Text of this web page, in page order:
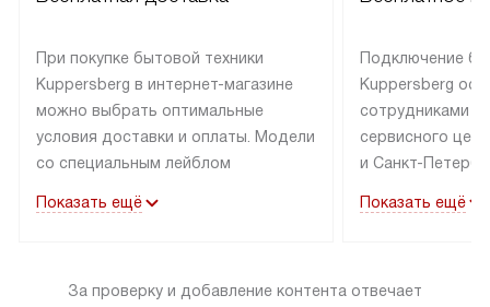
При покупке бытовой техники
Kuppersberg в интернет-магазине
можно выбрать оптимальные
условия доставки и оплаты. Модели
со специальным лейблом
в пределах МКАД до подъезда,
«в наличии» может быть отправлен
Показать ещё
Подключение
Kuppersberg
сотрудниками
сервисного
и Санкт-
подключается к
за пределы
Показать ещё
За проверку и добавление контента отвечает